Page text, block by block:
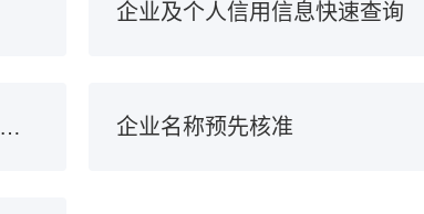
企业及个人信用信息快速查询
农民专业合作社设立、变更、注销登记 企业名称预先核准